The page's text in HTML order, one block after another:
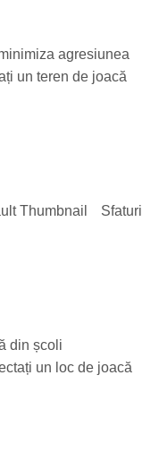
agresiunea
un teren de joacă
Sfaturi
din școli
un loc de joacă